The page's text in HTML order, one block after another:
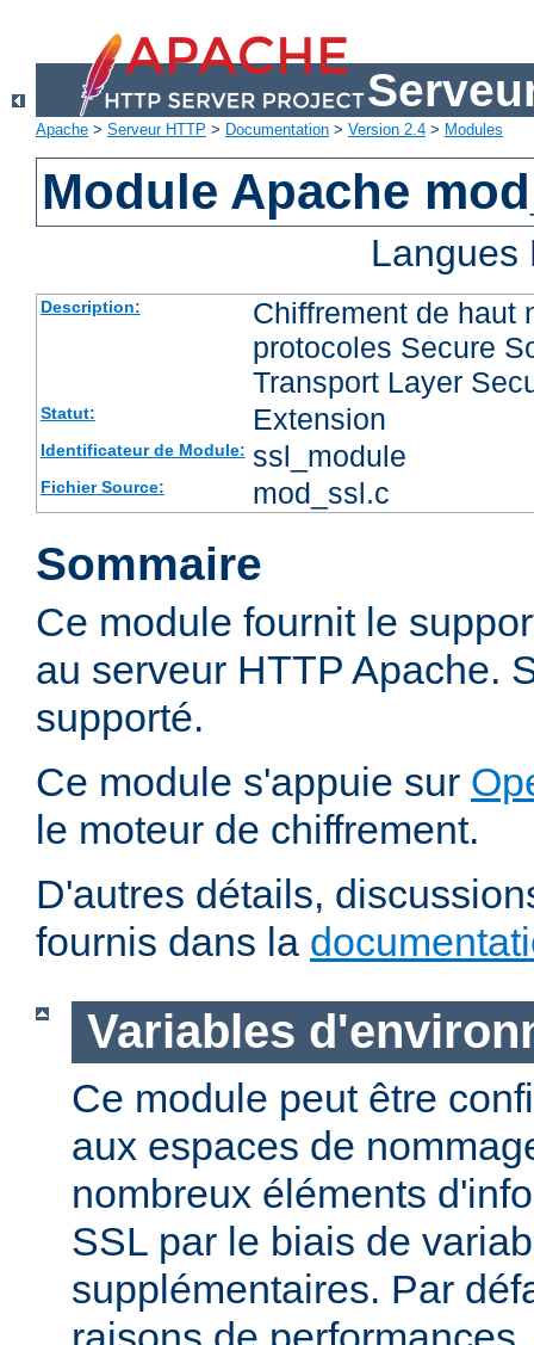
Apache > Serveur HTTP > Documentation > Version 2.4 > Modules
Module Apache
Description:
Chiffrement de haut
protocoles Secure
Transport Layer
Statut: Extension
Identificateur de Module: ssl_module
Fichier Source: mod_ssl.c
Sommaire
Ce module fournit le
au serveur HTTP Apache.
supporté.
Ce module s'appuie sur
le moteur de chiffrement.
D'autres détails,
fournis dans la
Variables
Ce module peut être
aux espaces de
nombreux éléments
SSL par le biais de
supplémentaires. Par